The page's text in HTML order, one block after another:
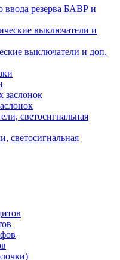
ввода резерва БАВР и
выключатели и доп.
светосигнальная